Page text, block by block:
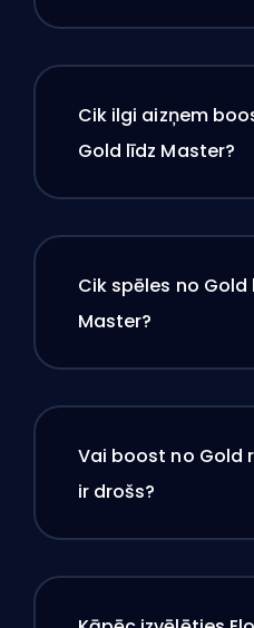
Cik ilgi aizņem
Gold līdz Master?
Cik spēles no Gold
Master?
Vai boost no Gold
ir drošs?